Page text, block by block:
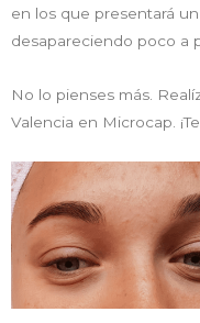
en los que presentará
desapareciendo poco a
No lo pienses más.
Valencia en Microcap.